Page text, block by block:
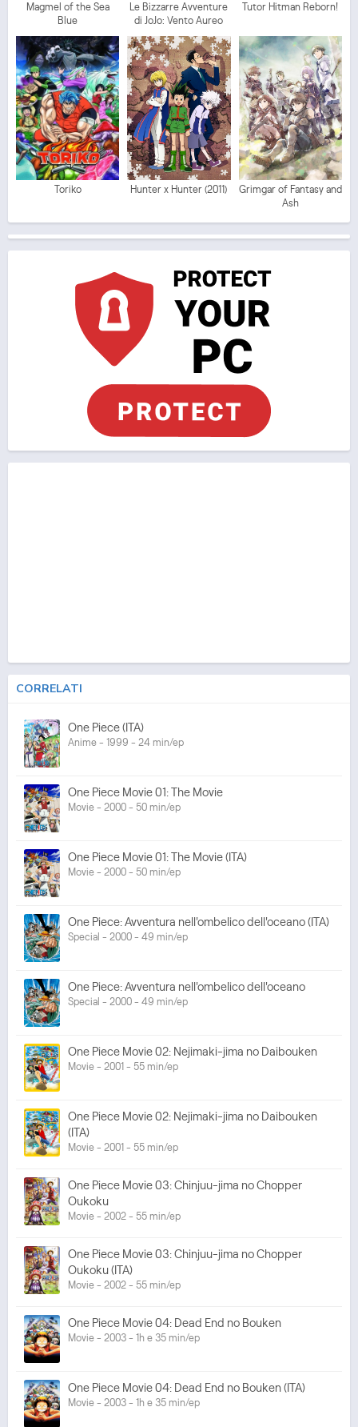
Magmel of the Sea
Blue
Le Bizzarre Avventure
di JoJo: Vento Aureo
Tutor Hitman Reborn!
Toriko Hunter x Hunter (2011)
Grimgar of Fantasy and
Ash
CORRELATI
One Piece (ITA)
Anime - 1999 - 24 min/ep
One Piece Movie 01: The Movie
Movie - 2000 - 50 min/ep
One Piece Movie 01: The Movie (ITA)
Movie - 2000 - 50 min/ep
One Piece: Avventura nell'ombelico dell'oceano (ITA)
Special - 2000 - 49 min/ep
One Piece: Avventura nell'ombelico dell'oceano
Special - 2000 - 49 min/ep
One Piece Movie 02: Nejimaki-jima no Daibouken
Movie - 2001 - 55 min/ep
One Piece Movie 02: Nejimaki-jima no Daibouken
(ITA)
Movie - 2001 - 55 min/ep
One Piece Movie 03: Chinjuu-jima no Chopper
Oukoku
Movie - 2002 - 55 min/ep
One Piece Movie 03: Chinjuu-jima no Chopper
Oukoku (ITA)
Movie - 2002 - 55 min/ep
One Piece Movie 04: Dead End no Bouken
Movie - 2003 - 1h e 35 min/ep
One Piece Movie 04: Dead End no Bouken (ITA)
Movie - 2003 - 1h e 35 min/ep